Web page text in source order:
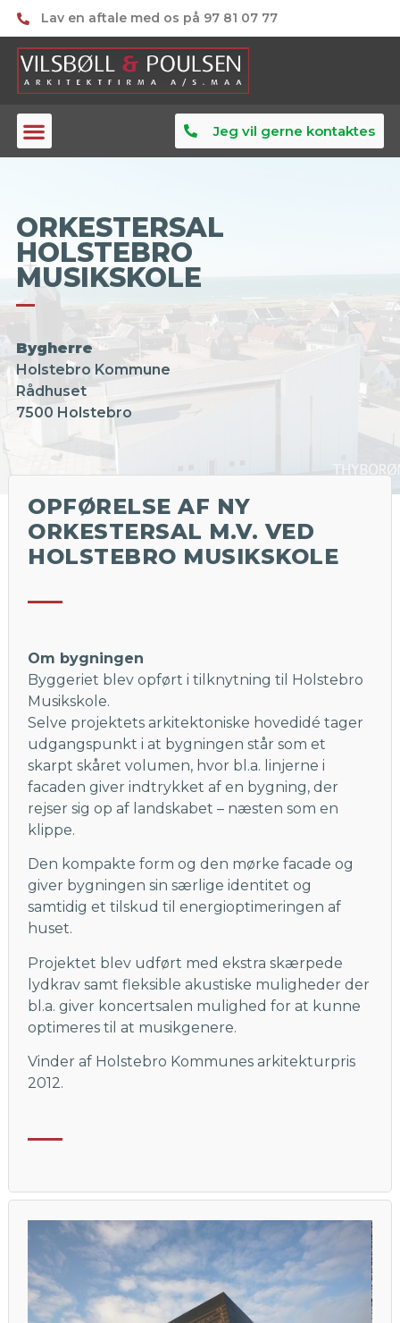
Lav en aftale med os på 97 81 07 77
Jeg vil gerne kontaktes
ORKESTERSAL
HOLSTEBRO
MUSIKSKOLE
Bygherre
Holstebro Kommune
Rådhuset
7500 Holstebro
OPFØRELSE AF NY
ORKESTERSAL M.V. VED
HOLSTEBRO MUSIKSKOLE
Om bygningen
Byggeriet blev opført i tilknytning til Holstebro
Musikskole.
Selve projektets arkitektoniske hovedidé tager
udgangspunkt i at bygningen står som et
skarpt skåret volumen, hvor bl.a. linjerne i
facaden giver indtrykket af en bygning, der
rejser sig op af landskabet – næsten som en
klippe.
Den kompakte form og den mørke facade og
giver bygningen sin særlige identitet og
samtidig et tilskud til energioptimeringen af
huset.
Projektet blev udført med ekstra skærpede
lydkrav samt fleksible akustiske muligheder der
bl.a. giver koncertsalen mulighed for at kunne
optimeres til at musikgenere.
Vinder af Holstebro Kommunes arkitekturpris
2012.